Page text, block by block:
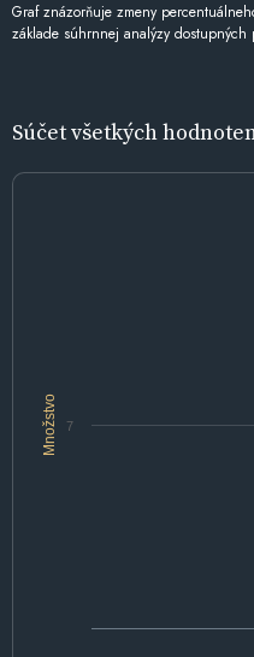
Graf znázorňuje zmeny
základe súhrnnej analýzy
Súčet všetkých
Množstvo 7